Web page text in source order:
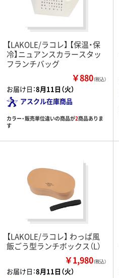
【LAKOLE/ラコレ】 【保温・保
冷】ニュアンスカラースタッ
フランチバッグ
￥880（税込）
お届け日：8月11日（火）
アスクル在庫商品
カラー・販売単位違いの商品が2商品ありま
す
【LAKOLE/ラコレ】 わっぱ風
飯ごう型ランチボックス（L）
￥1,980（税込）
お届け日：8月11日（火）